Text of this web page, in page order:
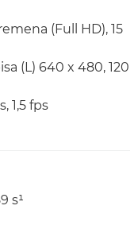
(Full HD), 15
(L) 640 x 480, 120
1,5 fps
s¹